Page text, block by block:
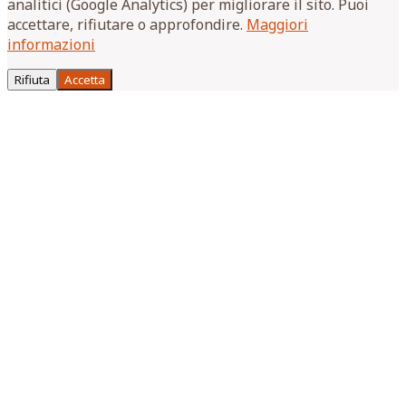
analitici (Google Analytics) per migliorare il sito. Puoi
accettare, rifiutare o approfondire. Maggiori
informazioni
Rifiuta Accetta